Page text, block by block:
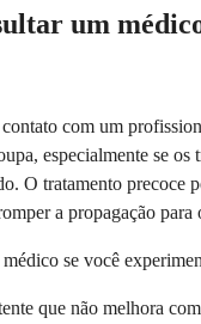
um
com um
especialmente se os
O tratamento precoce
a propagação para
se você
que não melhora